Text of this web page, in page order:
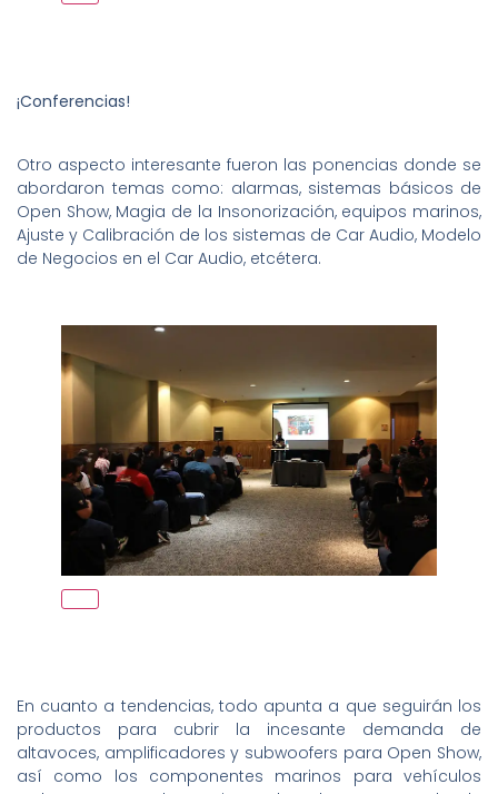
¡Conferencias!
Otro aspecto interesante fueron las ponencias donde se
abordaron temas como: alarmas, sistemas básicos de
Open Show, Magia de la Insonorización, equipos marinos,
Ajuste y Calibración de los sistemas de Car Audio, Modelo
de Negocios en el Car Audio, etcétera.
En cuanto a tendencias, todo apunta a que seguirán los
productos para cubrir la incesante demanda de
altavoces, amplificadores y subwoofers para Open Show,
así como los componentes marinos para vehículos